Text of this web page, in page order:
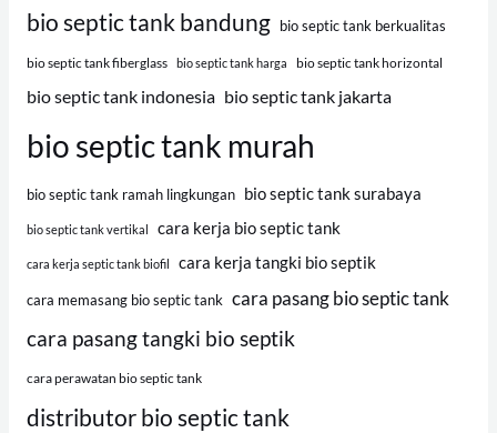
bio septic tank bandung bio septic tank berkualitas
bio septic tank fiberglass bio septic tank harga bio septic tank horizontal
bio septic tank indonesia bio septic tank jakarta
bio septic tank murah
bio septic tank ramah lingkungan bio septic tank surabaya
bio septic tank vertikal cara kerja bio septic tank
cara kerja septic tank biofil cara kerja tangki bio septik
cara memasang bio septic tank cara pasang bio septic tank
cara pasang tangki bio septik
cara perawatan bio septic tank
distributor bio septic tank